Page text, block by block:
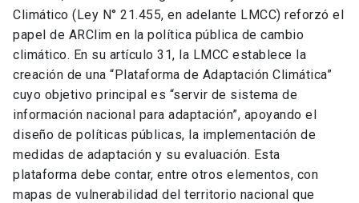
Climático (Ley N° 21.455, en adelante LMCC) reforzó el
papel de ARClim en la política pública de cambio
climático. En su artículo 31, la LMCC establece la
creación de una “Plataforma de Adaptación Climática”
cuyo objetivo principal es “servir de sistema de
información nacional para adaptación”, apoyando el
diseño de políticas públicas, la implementación de
medidas de adaptación y su evaluación. Esta
plataforma debe contar, entre otros elementos, con
mapas de vulnerabilidad del territorio nacional que